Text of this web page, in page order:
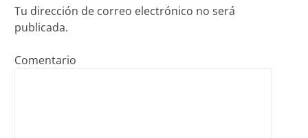
Tu dirección de correo electrónico no será
publicada.
Comentario